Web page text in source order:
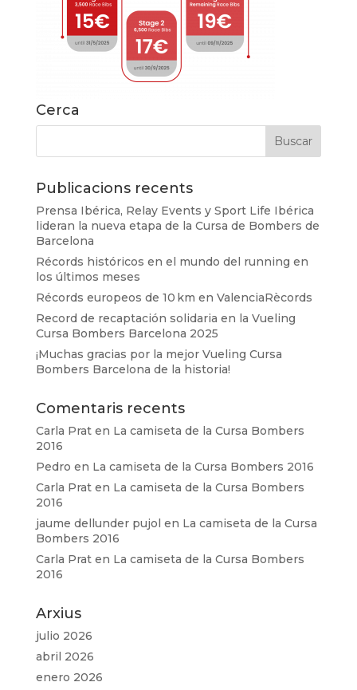
Cerca
Publicacions recents
Prensa Ibérica, Relay Events y Sport Life Ibérica
lideran la nueva etapa de la Cursa de Bombers de
Barcelona
Récords históricos en el mundo del running en
los últimos meses
Récords europeos de 10 km en ValenciaRècords
Record de recaptación solidaria en la Vueling
Cursa Bombers Barcelona 2025
¡Muchas gracias por la mejor Vueling Cursa
Bombers Barcelona de la historia!
Comentaris recents
Carla Praten La camiseta de la Cursa Bombers
2016
Pedro en La camiseta de la Cursa Bombers 2016
Carla Praten La camiseta de la Cursa Bombers
2016
jaume dellunder pujol en La camiseta de la Cursa
Bombers 2016
Carla Praten La camiseta de la Cursa Bombers
2016
Arxius
julio 2026
abril 2026
enero 2026